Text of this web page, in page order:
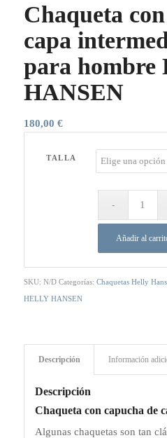
Chaqueta
capa
para hombre
HANSEN
180,00 €
TALLA
Añadir al
SKU: N/D Categorías: Chaquetas Helly
HELLY HANSEN
Descripción Información
Descripción
Chaqueta con capucha de
Algunas chaquetas son tan